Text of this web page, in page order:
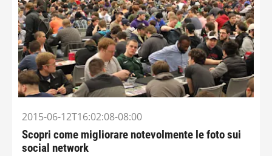
2015-06-12T16:02:08-08:00
Scopri come migliorare notevolmente le foto sui
social network